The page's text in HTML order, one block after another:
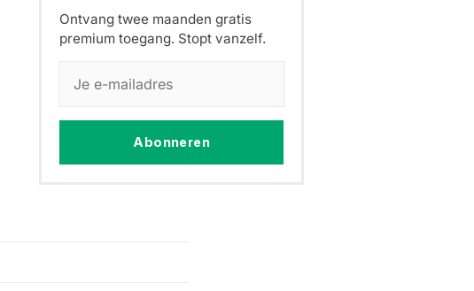
Ontvang twee maanden gratis
premium toegang. Stopt vanzelf.
Abonneren